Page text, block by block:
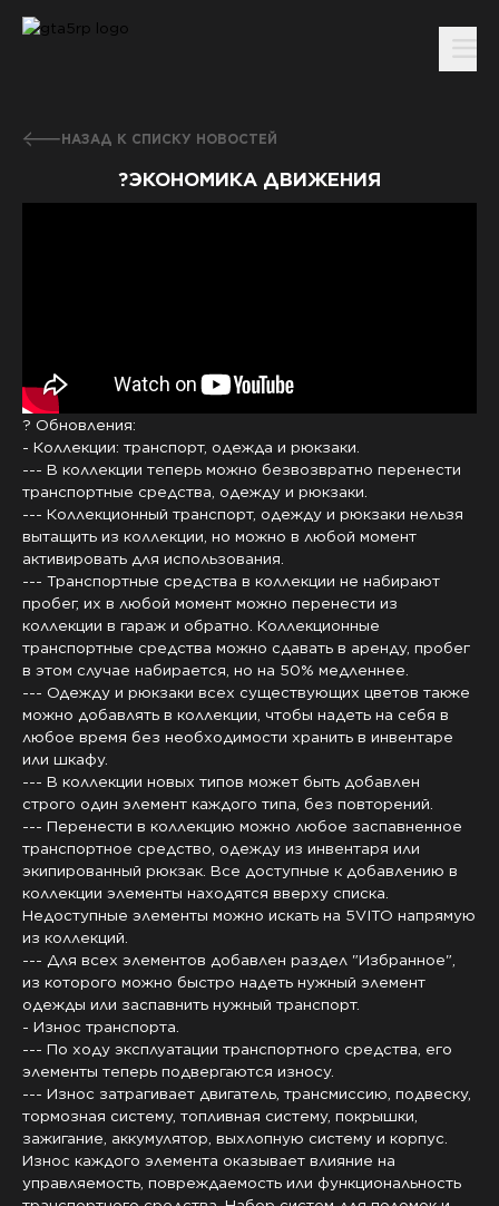
НАЗАД К СПИСКУ НОВОСТЕЙ
?ЭКОНОМИКА ДВИЖЕНИЯ
? Обновления:
- Коллекции: транспорт, одежда и рюкзаки.
--- В коллекции теперь можно безвозвратно перенести
транспортные средства, одежду и рюкзаки.
--- Коллекционный транспорт, одежду и рюкзаки нельзя
вытащить из коллекции, но можно в любой момент
активировать для использования.
--- Транспортные средства в коллекции не набирают
пробег, их в любой момент можно перенести из
коллекции в гараж и обратно. Коллекционные
транспортные средства можно сдавать в аренду, пробег
в этом случае набирается, но на 50% медленнее.
--- Одежду и рюкзаки всех существующих цветов также
можно добавлять в коллекции, чтобы надеть на себя в
любое время без необходимости хранить в инвентаре
или шкафу.
--- В коллекции новых типов может быть добавлен
строго один элемент каждого типа, без повторений.
--- Перенести в коллекцию можно любое заспавненное
транспортное средство, одежду из инвентаря или
экипированный рюкзак. Все доступные к добавлению в
коллекции элементы находятся вверху списка.
Недоступные элементы можно искать на 5VITO напрямую
из коллекций.
--- Для всех элементов добавлен раздел "Избранное",
из которого можно быстро надеть нужный элемент
одежды или заспавнить нужный транспорт.
- Износ транспорта.
--- По ходу эксплуатации транспортного средства, его
элементы теперь подвергаются износу.
--- Износ затрагивает двигатель, трансмиссию, подвеску,
тормозная систему, топливная систему, покрышки,
зажигание, аккумулятор, выхлопную систему и корпус.
Износ каждого элемента оказывает влияние на
управляемость, повреждаемость или функциональность